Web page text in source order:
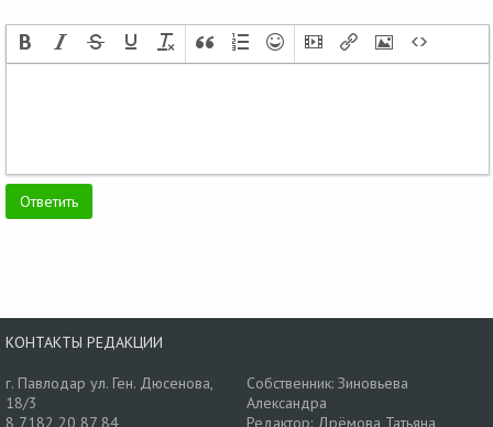
КОНТАКТЫ РЕДАКЦИИ
г. Павлодар ул. Ген. Дюсенова,
18/3
8 7182 20 87 84
Собственник: Зиновьева
Александра
Редактор: Дрёмова Татьяна